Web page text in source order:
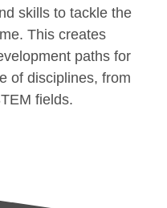
skills to tackle the
This creates
paths for
of disciplines, from
fields.